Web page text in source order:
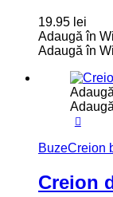
19.95 lei
Adaugă în
Adaugă în
BuzeCreion
Creion